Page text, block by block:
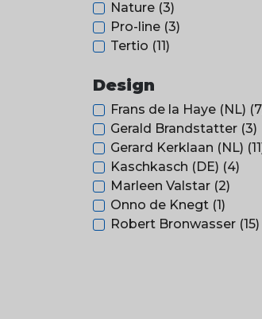
Nature (3)
Pro-line (3)
Tertio (11)
Design
Frans de la Haye (NL)
Gerald Brandstatter (3)
Gerard Kerklaan (NL)
Kaschkasch (DE) (4)
Marleen Valstar (2)
Onno de Knegt (1)
Robert Bronwasser (15)